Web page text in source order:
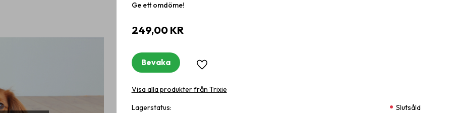
249,00KR
Lägg till i favoriter
Bevaka
Lagerstatus
Slutsåld
Visa alla produkter från Trixie
Ge ett omdöme!